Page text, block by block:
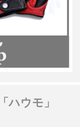
ハウモ」